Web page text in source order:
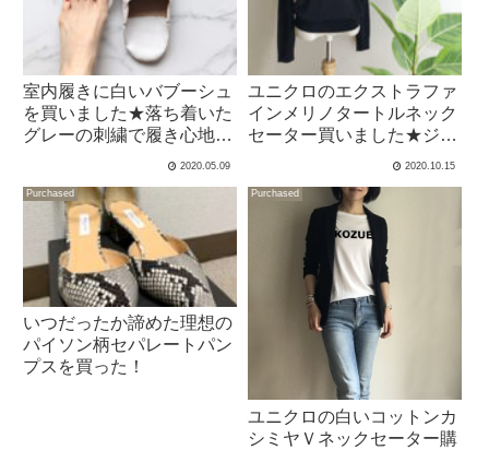
室内履きに白いバブーシュ
を買いました★落ち着いた
グレーの刺繍で履き心地も
2020.05.09
ユニクロのエクストラファ
インメリノタートルネック
セーター買いました★ジョ
2020.10.15
Purchased
いつだったか諦めた理想の
パイソン柄セパレートパン
プスを買った！
Purchased
ユニクロの白いコットンカ
シミヤＶネックセーター購